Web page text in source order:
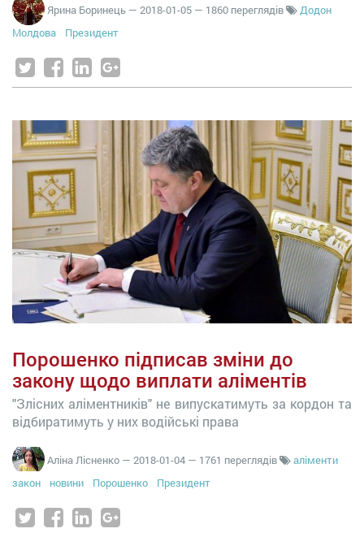
Ярина Боринець — 2018-01-05 — 1860 переглядів
Додон
Молдова
Президент
Порошенко підписав зміни до
закону щодо виплати аліментів
"Злісних аліментників" не випускатимуть за кордон та
відбиратимуть у них водійські права
Аліна Лісненко — 2018-01-04 — 1761 переглядів
аліменти
закон
новини Порошенко Президент